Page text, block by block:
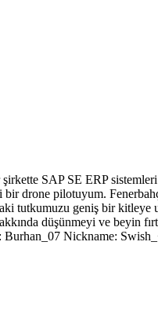
SAP SE ERP
bir drone pilotuyum.
tutkumuzu geniş bir kitleye
düşünmeyi ve beyin
Burhan_07 Nickname: